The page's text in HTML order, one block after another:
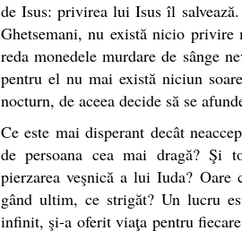
de Isus: privirea lui Isus îl
Ghetsemani, nu există nicio
reda monedele murdare de sânge
pentru el nu mai există niciun
nocturn, de aceea decide să se
Ce este mai disperant decât
de persoana cea mai dragă? Şi
pierzarea veşnică a lui Iuda?
gând ultim, ce strigăt? Un lucru
infinit, şi-a oferit viaţa pentru